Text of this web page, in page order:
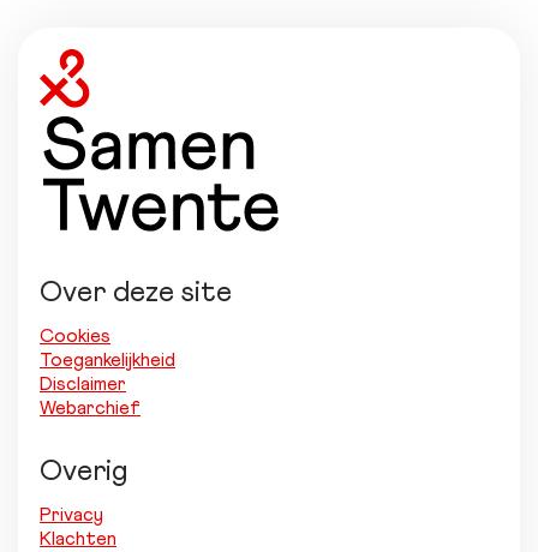
Over deze site
Cookies
Toegankelijkheid
Disclaimer
Webarchief
Overig
Privacy
Klachten